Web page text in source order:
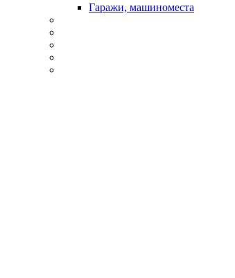
Гаражи, машиноместа